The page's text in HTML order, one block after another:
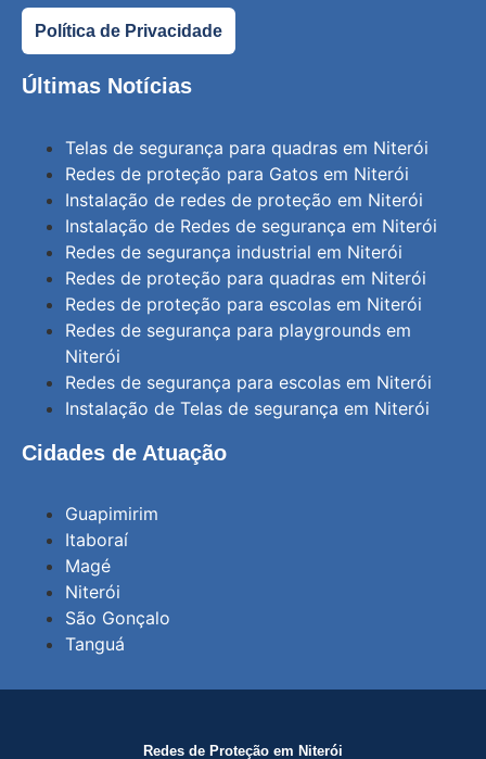
Política de Privacidade
Últimas Notícias
Telas de segurança para quadras em Niterói
Redes de proteção para Gatos em Niterói
Instalação de redes de proteção em Niterói
Instalação de Redes de segurança em Niterói
Redes de segurança industrial em Niterói
Redes de proteção para quadras em Niterói
Redes de proteção para escolas em Niterói
Redes de segurança para playgrounds em
Niterói
Redes de segurança para escolas em Niterói
Instalação de Telas de segurança em Niterói
Cidades de Atuação
Guapimirim
Itaboraí
Magé
Niterói
São Gonçalo
Tanguá
Redes de Proteção em Niterói